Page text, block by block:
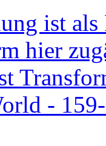
ist
hier
-